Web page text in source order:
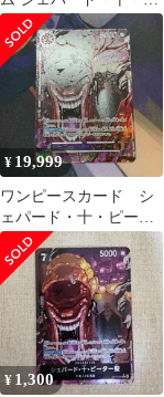
ーター聖 R パラレル
¥ 19,999
ワンピースカード シ
ェパード・十・ピータ
ー聖 レッドパラレル
¥ 1,300